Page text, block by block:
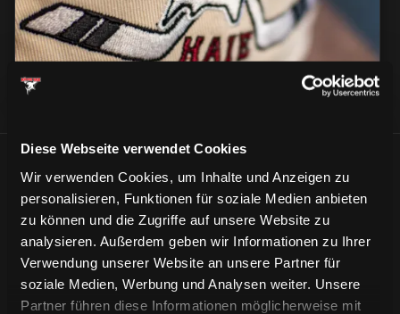
Diese Webseite verwendet Cookies
Wir verwenden Cookies, um Inhalte und Anzeigen zu
personalisieren, Funktionen für soziale Medien anbieten
zu können und die Zugriffe auf unsere Website zu
analysieren. Außerdem geben wir Informationen zu Ihrer
Verwendung unserer Website an unsere Partner für
soziale Medien, Werbung und Analysen weiter. Unsere
Partner führen diese Informationen möglicherweise mit
ÄHNLICHE NEWS